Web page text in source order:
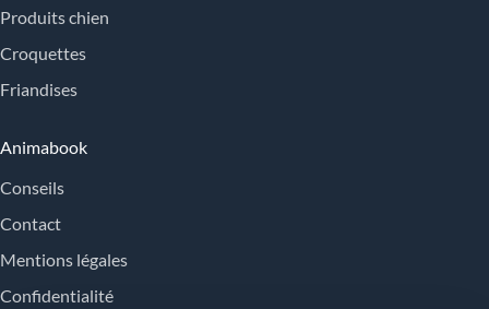
Produits chien
Croquettes
Friandises
Animabook
Conseils
Contact
Mentions légales
Confidentialité